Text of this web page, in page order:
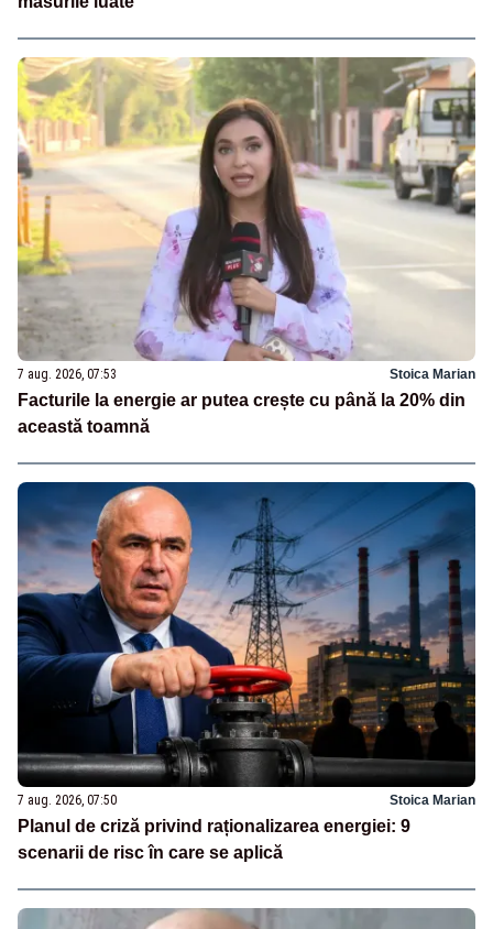
7 aug. 2026, 07:53 Stoica Marian
Facturile la energie ar putea crește cu până la 20% din
această toamnă
7 aug. 2026, 07:50 Stoica Marian
Planul de criză privind raționalizarea energiei: 9
scenarii de risc în care se aplică